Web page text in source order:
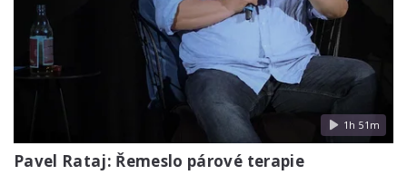
1h 51m
Pavel Rataj: Řemeslo párové terapie